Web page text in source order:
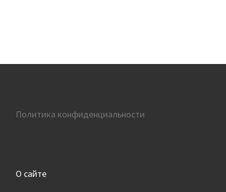
Политика конфиденциальности
О сайте